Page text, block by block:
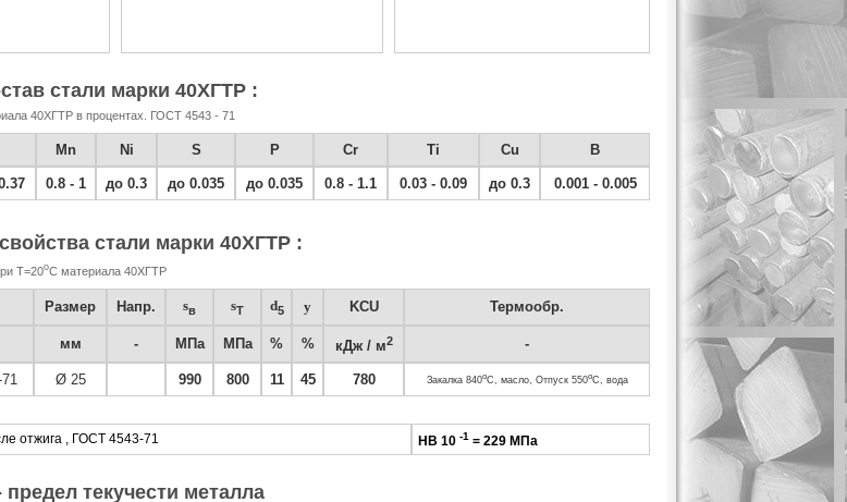
стали марки 40ХГТР :
40ХГТР в процентах. ГОСТ 4543 - 71
Mn Ni S P Cr Ti Cu B
0.8 - 1 до 0.3 до 0.035 до 0.035 0.8 - 1.1 0.03 - 0.09 до 0.3 0.001 - 0.005
стали марки 40ХГТР :
Т=20oС материала 40ХГТР
Размер Напр. sв sT d5 y KCU Термообр.
мм - МПа МПа % % кДж / м2 -
Ø 25 990 800 11 45 780 Закалка 840oC, масло, Отпуск 550oC, вода
отжига , ГОСТ 4543-71 HB 10 -1 = 229 МПа
текучести металла